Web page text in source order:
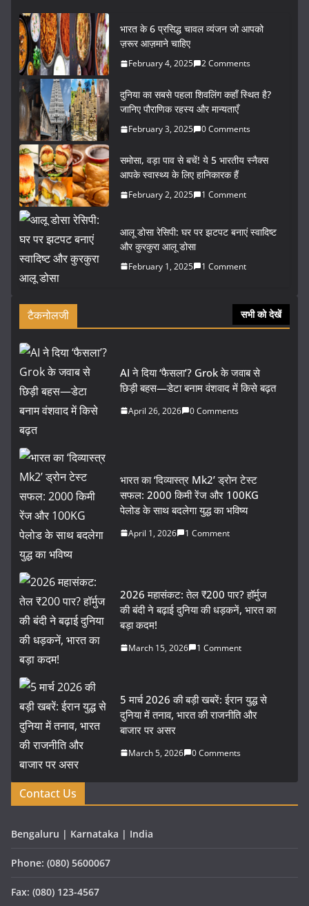
भारत के 6 प्रसिद्ध चावल व्यंजन जो आपको
ज़रूर आज़माने चाहिए
February 4, 2025 2 Comments
दुनिया का सबसे पहला शिवलिंग कहाँ स्थित है?
जानिए पौराणिक रहस्य और मान्यताएँ
February 3, 2025 0 Comments
समोसा, वड़ा पाव से बचें! ये 5 भारतीय स्नैक्स
आपके स्वास्थ्य के लिए हानिकारक हैं
February 2, 2025 1 Comment
आलू डोसा रेसिपी: घर पर झटपट बनाएं स्वादिष्ट
और कुरकुरा आलू डोसा
February 1, 2025 1 Comment
टैकनोलजी सभी को देखें
AI ने दिया ‘फैसला’? Grok के जवाब से
छिड़ी बहस—डेटा बनाम वंशवाद में किसे बढ़त
April 26, 2026 0 Comments
भारत का ‘दिव्यास्त्र Mk2’ ड्रोन टेस्ट
सफल: 2000 किमी रेंज और 100KG
पेलोड के साथ बदलेगा युद्ध का भविष्य
April 1, 2026 1 Comment
2026 महासंकट: तेल ₹200 पार? हॉर्मुज
की बंदी ने बढ़ाई दुनिया की धड़कनें, भारत का
बड़ा कदम!
March 15, 2026 1 Comment
5 मार्च 2026 की बड़ी खबरें: ईरान युद्ध से
दुनिया में तनाव, भारत की राजनीति और
बाजार पर असर
March 5, 2026 0 Comments
Contact Us
Bengaluru | Karnataka | India
Phone: (080) 5600067
Fax: (080) 123-4567